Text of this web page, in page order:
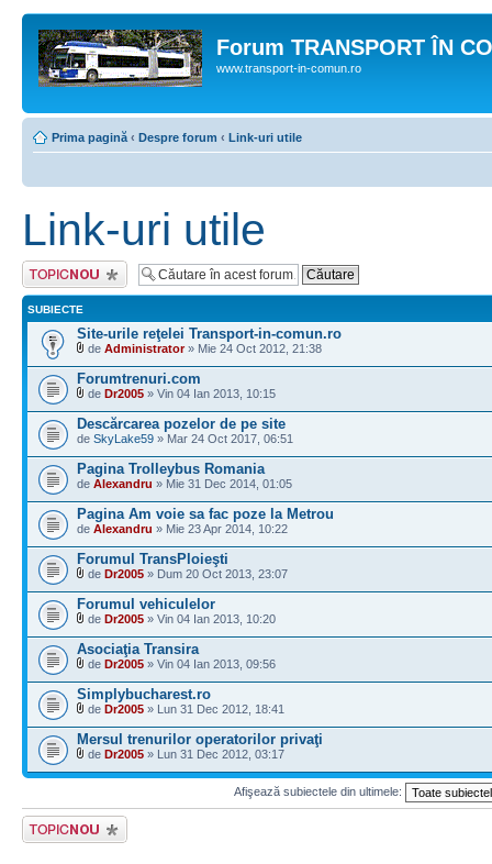
Forum TRANSPORT ÎN
www.transport-in-comun.ro
Prima pagină ‹ Despre forum ‹ Link-uri utile
Link-uri utile
Scrie un subiect
nou
SUBIECTE
Site-urile reţelei Transport-in-comun.ro
de Administrator» Mie 24 Oct 2012, 21:38
Forumtrenuri.com
de Dr2005 » Vin 04 Ian 2013, 10:15
Descărcarea pozelor de pe site
de SkyLake59 » Mar 24 Oct 2017, 06:51
Pagina Trolleybus Romania
de Alexandru » Mie 31 Dec 2014, 01:05
Pagina Am voie sa fac poze la Metrou
de Alexandru » Mie 23 Apr 2014, 10:22
Forumul TransPloieşti
de Dr2005 » Dum 20 Oct 2013, 23:07
Forumul vehiculelor
de Dr2005 » Vin 04 Ian 2013, 10:20
Asociaţia Transira
de Dr2005 » Vin 04 Ian 2013, 09:56
Simplybucharest.ro
de Dr2005 » Lun 31 Dec 2012, 18:41
Mersul trenurilor operatorilor privaţi
de Dr2005 » Lun 31 Dec 2012, 03:17
Afişează subiectele din ultimele:
Scrie un subiect
nou